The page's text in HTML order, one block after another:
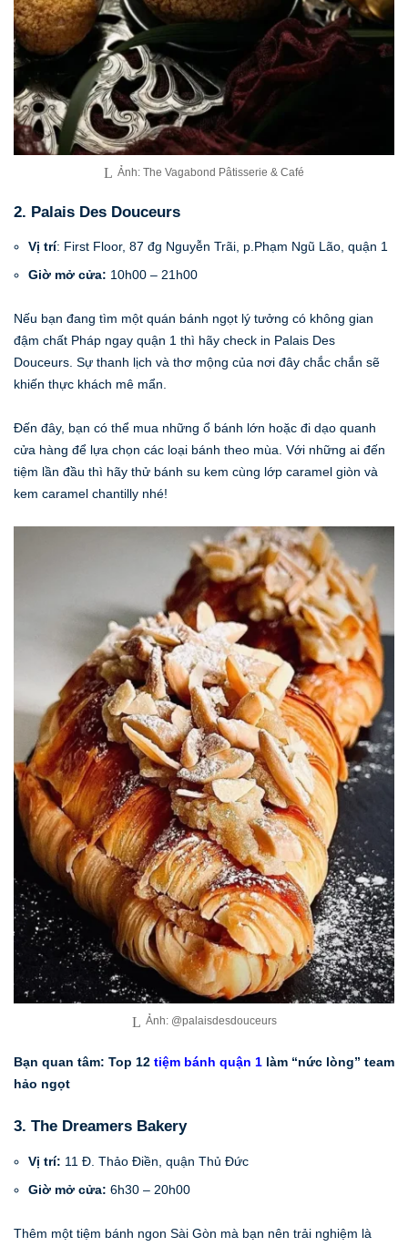
Ảnh: The Vagabond Pâtisserie & Café
2. Palais Des Douceurs
Vị trí: First Floor, 87 đg Nguyễn Trãi, p.Phạm Ngũ Lão, quận 1
Giờ mở cửa: 10h00 – 21h00
Nếu bạn đang tìm một quán bánh ngọt lý tưởng có không gian
đậm chất Pháp ngay quận 1 thì hãy check in Palais Des
Douceurs. Sự thanh lịch và thơ mộng của nơi đây chắc chắn sẽ
khiến thực khách mê mẩn.
Đến đây, bạn có thể mua những ổ bánh lớn hoặc đi dạo quanh
cửa hàng để lựa chọn các loại bánh theo mùa. Với những ai đến
tiệm lần đầu thì hãy thử bánh su kem cùng lớp caramel giòn và
kem caramel chantilly nhé!
Ảnh: @palaisdesdouceurs
Bạn quan tâm: Top 12 tiệm bánh quận 1 làm “nức lòng” team
hảo ngọt
3. The Dreamers Bakery
Vị trí: 11 Đ. Thảo Điền, quận Thủ Đức
Giờ mở cửa: 6h30 – 20h00
Thêm một tiệm bánh ngon Sài Gòn mà bạn nên trải nghiệm là